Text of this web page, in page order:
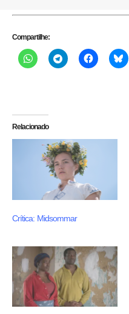
Compartilhe:
Relacionado
Crítica: Midsommar